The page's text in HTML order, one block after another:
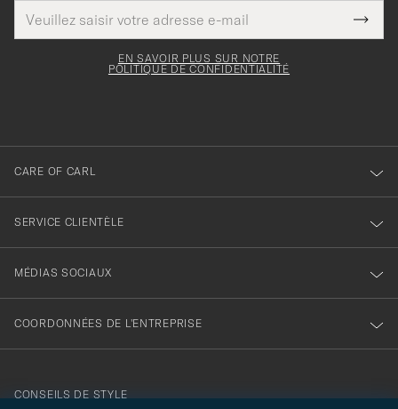
de
courrier
Merci
pour
EN SAVOIR PLUS SUR NOTRE
POLITIQUE DE CONFIDENTIALITÉ
CARE OF CARL
SERVICE CLIENTÈLE
MÉDIAS SOCIAUX
COORDONNÉES DE L'ENTREPRISE
CONSEILS DE STYLE